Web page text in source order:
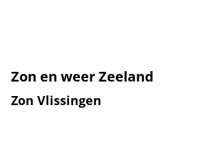
Zon en weer Zeeland
Zon Vlissingen